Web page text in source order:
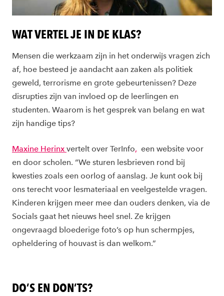
WAT VERTEL JE IN DE KLAS?
Mensen die werkzaam zijn in het onderwijs vragen zich
af, hoe besteed je aandacht aan zaken als politiek
geweld, terrorisme en grote gebeurtenissen? Deze
disrupties zijn van invloed op de leerlingen en
studenten. Waarom is het gesprek van belang en wat
zijn handige tips?
Maxine Herinx vertelt over TerInfo, een website voor
en door scholen. “We sturen lesbrieven rond bij
kwesties zoals een oorlog of aanslag. Je kunt ook bij
ons terecht voor lesmateriaal en veelgestelde vragen.
Kinderen krijgen meer mee dan ouders denken, via de
Socials gaat het nieuws heel snel. Ze krijgen
ongevraagd bloederige foto’s op hun schermpjes,
opheldering of houvast is dan welkom.”
DO’S EN DON’TS?